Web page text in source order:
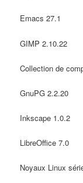
Emacs 27.1
GIMP 2.10.22
Collection de
GnuPG 2.2.20
Inkscape 1.0.2
LibreOffice 7.0
Noyaux Linux